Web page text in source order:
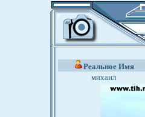
Реальное Имя
михаил